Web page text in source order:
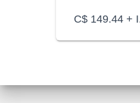
C$ 149.44 +